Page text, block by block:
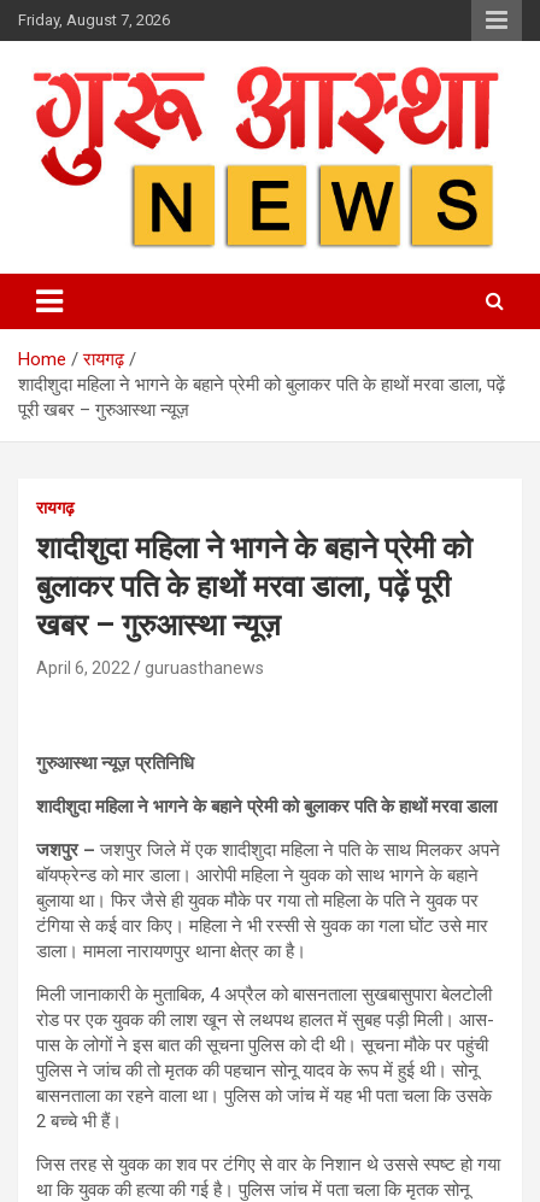
Skip
to
Friday, August 7, 2026
Home
रायगढ़
शादीशुदा महिला ने भागने के बहाने प्रेमी को बुलाकर पति के हाथों मरवा डाला, पढ़ें
पूरी खबर – गुरुआस्था न्यूज़
रायगढ़
शादीशुदा महिला ने भागने के बहाने प्रेमी को
बुलाकर पति के हाथों मरवा डाला, पढ़ें पूरी
खबर – गुरुआस्था न्यूज़
April 6, 2022 guruasthanews
गुरुआस्था न्यूज़ प्रतिनिधि
शादीशुदा महिला ने भागने के बहाने प्रेमी को बुलाकर पति के हाथों मरवा डाला
जशपुर –जशपुर जिले में एक शादीशुदा महिला ने पति के साथ मिलकर अपने
बॉयफ्रेन्ड को मार डाला। आरोपी महिला ने युवक को साथ भागने के बहाने
बुलाया था। फिर जैसे ही युवक मौके पर गया तो महिला के पति ने युवक पर
टंगिया से कई वार किए। महिला ने भी रस्सी से युवक का गला घोंट उसे मार
डाला। मामला नारायणपुर थाना क्षेत्र का है।
मिली जानाकारी के मुताबिक, 4 अप्रैल को बासनताला सुखबासुपारा बेलटोली
रोड पर एक युवक की लाश खून से लथपथ हालत में सुबह पड़ी मिली। आस-
पास के लोगों ने इस बात की सूचना पुलिस को दी थी। सूचना मौके पर पहुंची
पुलिस ने जांच की तो मृतक की पहचान सोनू यादव के रूप में हुई थी। सोनू
बासनताला का रहने वाला था। पुलिस को जांच में यह भी पता चला कि उसके
2 बच्चे भी हैं।
जिस तरह से युवक का शव पर टंगिए से वार के निशान थे उससे स्पष्ट हो गया
था कि युवक की हत्या की गई है। पुलिस जांच में पता चला कि मृतक सोनू